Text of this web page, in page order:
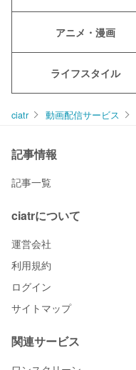
アニメ・漫画
ライフスタイル
ciatr 動画配信サービス
記事情報
記事一覧
ciatrについて
運営会社
利用規約
ログイン
サイトマップ
関連サービス